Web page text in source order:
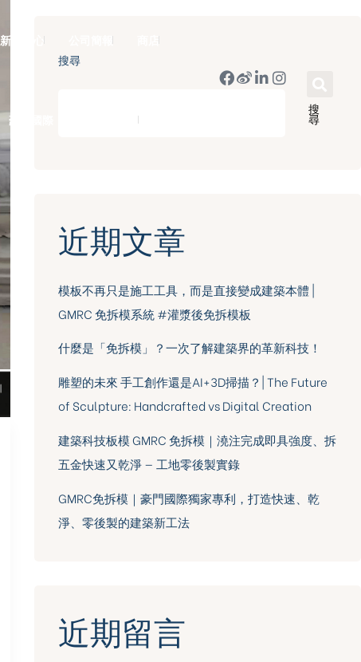
新聞中心 公司簡報 商店
豪門國際 ｜ 50週年里程碑
搜尋
搜
尋
近期文章
模板不再只是施工工具，而是直接變成建築本體 |
GMRC 免拆模系統 #灌漿後免拆模板
什麼是「免拆模」？一次了解建築界的革新科技！
雕塑的未來 手工創作還是AI+3D掃描？| The Future
of Sculpture: Handcrafted vs Digital Creation
建築科技板模 GMRC 免拆模｜澆注完成即具強度、拆
五金快速又乾淨 — 工地零後製實錄
GMRC免拆模｜豪門國際獨家專利，打造快速、乾
淨、零後製的建築新工法
近期留言